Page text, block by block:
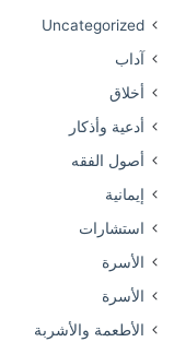
Uncategorized
آداب
أخلاق
أدعية وأذكار
أصول الفقه
إيمانية
استشارات
الأسرة
الأسرة
الأطعمة والأشربة